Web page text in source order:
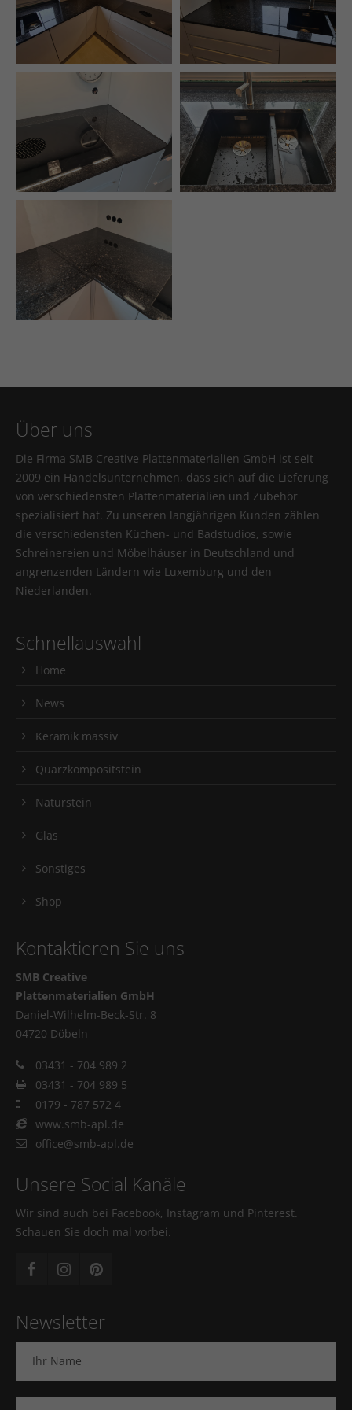
Über uns
Die Firma SMB Creative Plattenmaterialien GmbH ist seit
2009 ein Handelsunternehmen, dass sich auf die Lieferung
von verschiedensten Plattenmaterialien und Zubehör
spezialisiert hat. Zu unseren langjährigen Kunden zählen
die verschiedensten Küchen- und Badstudios, sowie
Schreinereien und Möbelhäuser in Deutschland und
angrenzenden Ländern wie Luxemburg und den
Niederlanden.
Schnellauswahl
Home
News
Keramik massiv
Quarzkompositstein
Naturstein
Glas
Sonstiges
Shop
Kontaktieren Sie uns
SMB Creative
Plattenmaterialien GmbH
Daniel-Wilhelm-Beck-Str. 8
04720 Döbeln
03431 - 704 989 2
03431 - 704 989 5
0179 - 787 572 4
www.smb-apl.de
office@smb-apl.de
Unsere Social Kanäle
Wir sind auch bei Facebook, Instagram und Pinterest.
Schauen Sie doch mal vorbei.
Newsletter